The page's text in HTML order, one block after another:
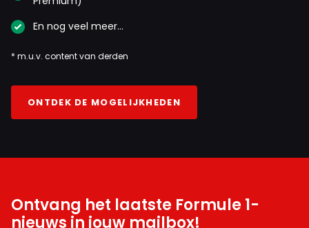
En nog veel meer…
* m.u.v. content van derden
ONTDEK DE MOGELIJKHEDEN
Ontvang het laatste Formule 1-
nieuws in jouw mailbox!